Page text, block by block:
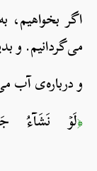
اگر
می‌گردانیم. و
و درباره‌ی آب
﴿لَوۡ نَشَآءُ